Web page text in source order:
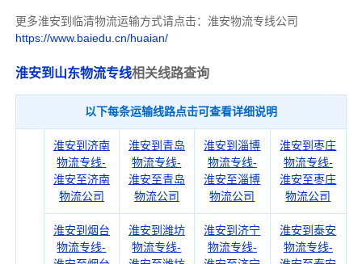
更多淮安到临清物流运输方式请点击：淮安物流专线公司
https://www.baiedu.cn/huaian/
淮安到山东物流专线相关线路查询
以下每条运输线路点击可查看详细说明
淮安到济南
物流专线-
淮安至济南
物流公司
淮安到青岛
物流专线-
淮安至青岛
物流公司
淮安到淄博
物流专线-
淮安至淄博
物流公司
淮安到枣庄
物流专线-
淮安至枣庄
物流公司
淮安到烟台
物流专线-
淮安到潍坊
物流专线-
淮安到济宁
物流专线-
淮安到泰安
物流专线-